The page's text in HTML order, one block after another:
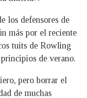
los defensores de
más por el reciente
tuits de Rowling
de verano.
pero borrar el
de muchas